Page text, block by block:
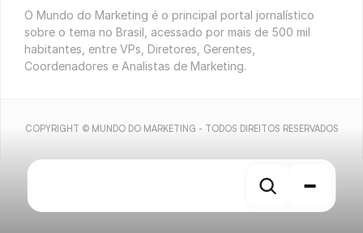
O Mundo do Marketing é o principal portal jornalístico
sobre o tema no Brasil, acessado por mais de 500 mil
habitantes, entre VPs, Diretores, Gerentes,
Coordenadores e Analistas de Marketing.
COPYRIGHT © MUNDO DO MARKETING - TODOS DIREITOS RESERVADOS